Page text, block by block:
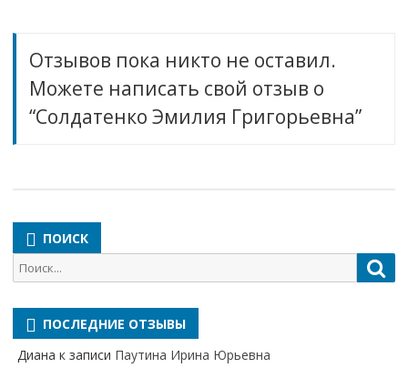
Отзывов пока никто не оставил.
Можете написать свой отзыв о
“Солдатенко Эмилия Григорьевна”
ПОИСК
Поиск
для:
ПОСЛЕДНИЕ ОТЗЫВЫ
Диана к записи Паутина Ирина Юрьевна